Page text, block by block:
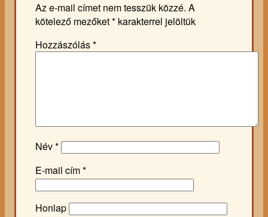
Az e-mail címet nem tesszük közzé. A
kötelező mezőket* karakterrel jelöltük
Hozzászólás*
Név*
E-mail cím*
Honlap